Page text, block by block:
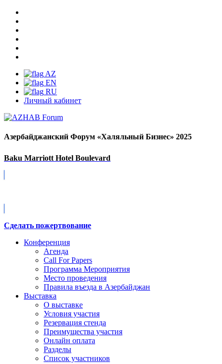
AZ
EN
RU
Личный кабинет
Азербайджанский Форум «Халяльный Бизнес» 2025
Baku Marriott Hotel Boulevard
Сделать пожертвование
Конференция
Агенда
Call For Papers
Программа Мероприятия
Место проведения
Правила въезда в Азербайджан
Выставка
О выставке
Условия участия
Резервация стенда
Преимущества участия
Онлайн оплата
Разделы
Список участников